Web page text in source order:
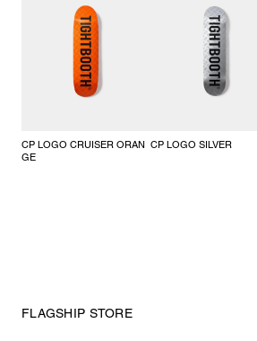
CP LOGO CRUISER ORAN
GE
CP LOGO SILVER
FLAGSHIP STORE